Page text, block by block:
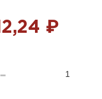
₽